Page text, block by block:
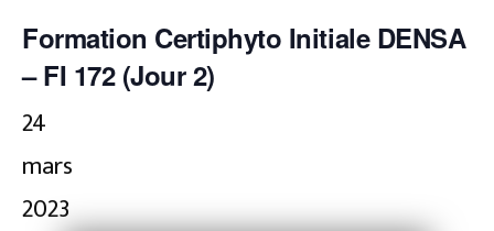
Formation Certiphyto Initiale DENSA
– FI 172 (Jour 2)
24
mars
2023